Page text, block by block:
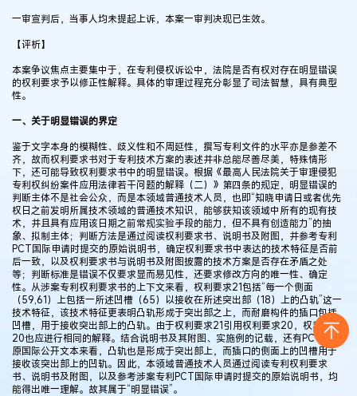
一审宣判后，当事人均未提起上诉，本案一审判决现已生效。
【评析】
本案争议焦点主要集中于，在专利侵权诉讼中，法院是否有权对存在明显错误
的权利要求予以修正性解释。具体的审理过程充分彰显了司法智慧，具有典型
性。
一、关于明显错误的界定
鉴于文字本身的模糊性、歧义性和不周延性，撰写专利文件的水平亦是参差不
齐，故而权利要求书对于专利技术方案的表述并非总能尽善尽美，特殊情形
下，还可能导致权利要求书中的明显错误。根据《最高人民法院关于审理侵犯
专利权纠纷案件应用法律若干问题的解释（二）》第四条的规定，明显错误的
判断主体不是社会公众，而是本领域普通技术人员，也即“知晓申请日或者优先
权日之前发明所属技术领域的普通技术知识，能够获知该领域中所有的现有技
术，并且具有应用该日期之前常规实验手段的能力，但不具有创造能力”的抽
象、拟制主体；判断方法是通过阅读权利要求书、说明书及附图，并参考专利
PCT国际申请时提交的原始说明书，确定权利要求书中表达的技术特征是否前
后一致，以及权利要求书与说明书及附图披露的技术方案是否存在矛盾之处
等；判断标准是错误不仅要求显而易见性，还要求修改方向的唯一性、确定
性。从涉案专利权利要求书的上下文来看，权利要求21包括“每一个侧面
（59,61）上包括一所述凹槽（65）以接收在所述突出部（18）上的凸轨”这一
技术特征，该技术特征更表明凸轨形成于突出部之上，而耐磨构件的插口包括
凹槽，用于接收突出部上的凸轨。由于权利要求21引用权利要求20，权利要求
20也应进行相同的解释。结合说明书及其附图、实施例的记载，还有PCT申请
原国际公开文本来看，凸轨也是形成于突出部上，而插口的侧面上的凹槽用于
接收该突出部上的凹轨。因此，本领域普通技术人员通过阅读专利权利要求
书、说明书及附图，以及参考涉案专利PCT国际申请时提交的原始说明书，均
能得出唯一理解。故其属于“明显错误”。